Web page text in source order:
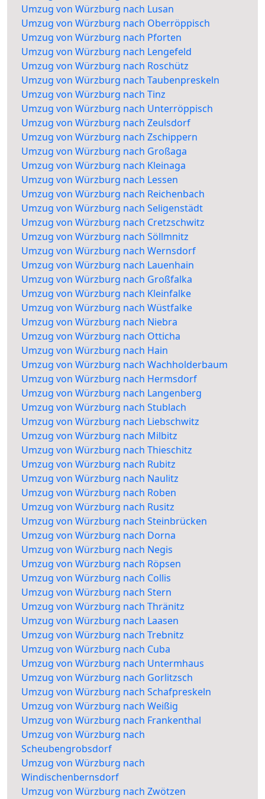
Umzug von Würzburg nach Lusan
Umzug von Würzburg nach Oberröppisch
Umzug von Würzburg nach Pforten
Umzug von Würzburg nach Lengefeld
Umzug von Würzburg nach Roschütz
Umzug von Würzburg nach Taubenpreskeln
Umzug von Würzburg nach Tinz
Umzug von Würzburg nach Unterröppisch
Umzug von Würzburg nach Zeulsdorf
Umzug von Würzburg nach Zschippern
Umzug von Würzburg nach Großaga
Umzug von Würzburg nach Kleinaga
Umzug von Würzburg nach Lessen
Umzug von Würzburg nach Reichenbach
Umzug von Würzburg nach Seligenstädt
Umzug von Würzburg nach Cretzschwitz
Umzug von Würzburg nach Söllmnitz
Umzug von Würzburg nach Wernsdorf
Umzug von Würzburg nach Lauenhain
Umzug von Würzburg nach Großfalka
Umzug von Würzburg nach Kleinfalke
Umzug von Würzburg nach Wüstfalke
Umzug von Würzburg nach Niebra
Umzug von Würzburg nach Otticha
Umzug von Würzburg nach Hain
Umzug von Würzburg nach Wachholderbaum
Umzug von Würzburg nach Hermsdorf
Umzug von Würzburg nach Langenberg
Umzug von Würzburg nach Stublach
Umzug von Würzburg nach Liebschwitz
Umzug von Würzburg nach Milbitz
Umzug von Würzburg nach Thieschitz
Umzug von Würzburg nach Rubitz
Umzug von Würzburg nach Naulitz
Umzug von Würzburg nach Roben
Umzug von Würzburg nach Rusitz
Umzug von Würzburg nach Steinbrücken
Umzug von Würzburg nach Dorna
Umzug von Würzburg nach Negis
Umzug von Würzburg nach Röpsen
Umzug von Würzburg nach Collis
Umzug von Würzburg nach Stern
Umzug von Würzburg nach Thränitz
Umzug von Würzburg nach Laasen
Umzug von Würzburg nach Trebnitz
Umzug von Würzburg nach Cuba
Umzug von Würzburg nach Untermhaus
Umzug von Würzburg nach Gorlitzsch
Umzug von Würzburg nach Schafpreskeln
Umzug von Würzburg nach Weißig
Umzug von Würzburg nach Frankenthal
Umzug von Würzburg nach
Scheubengrobsdorf
Umzug von Würzburg nach
Windischenbernsdorf
Umzug von Würzburg nach Zwötzen